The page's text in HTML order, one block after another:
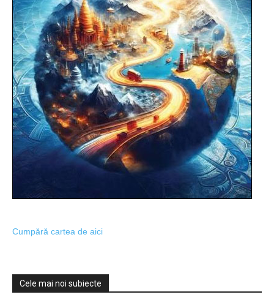
Cumpără cartea de aici
Cele mai noi subiecte